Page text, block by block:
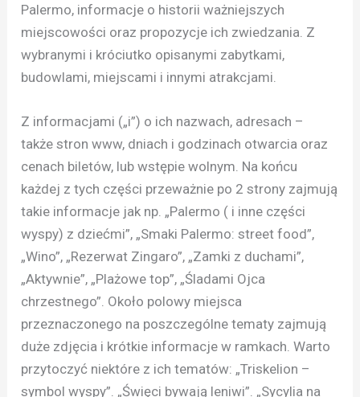
Palermo, informacje o historii ważniejszych
miejscowości oraz propozycje ich zwiedzania. Z
wybranymi i króciutko opisanymi zabytkami,
budowlami, miejscami i innymi atrakcjami.
Z informacjami („i”) o ich nazwach, adresach –
także stron www, dniach i godzinach otwarcia oraz
cenach biletów, lub wstępie wolnym. Na końcu
każdej z tych części przeważnie po 2 strony zajmują
takie informacje jak np. „Palermo ( i inne części
wyspy) z dziećmi”, „Smaki Palermo: street food”,
„Wino”, „Rezerwat Zingaro”, „Zamki z duchami”,
„Aktywnie”, „Plażowe top”, „Śladami Ojca
chrzestnego”. Około polowy miejsca
przeznaczonego na poszczególne tematy zajmują
duże zdjęcia i krótkie informacje w ramkach. Warto
przytoczyć niektóre z ich tematów: „Triskelion –
symbol wyspy”. „Święci bywają leniwi”. „Sycylia na